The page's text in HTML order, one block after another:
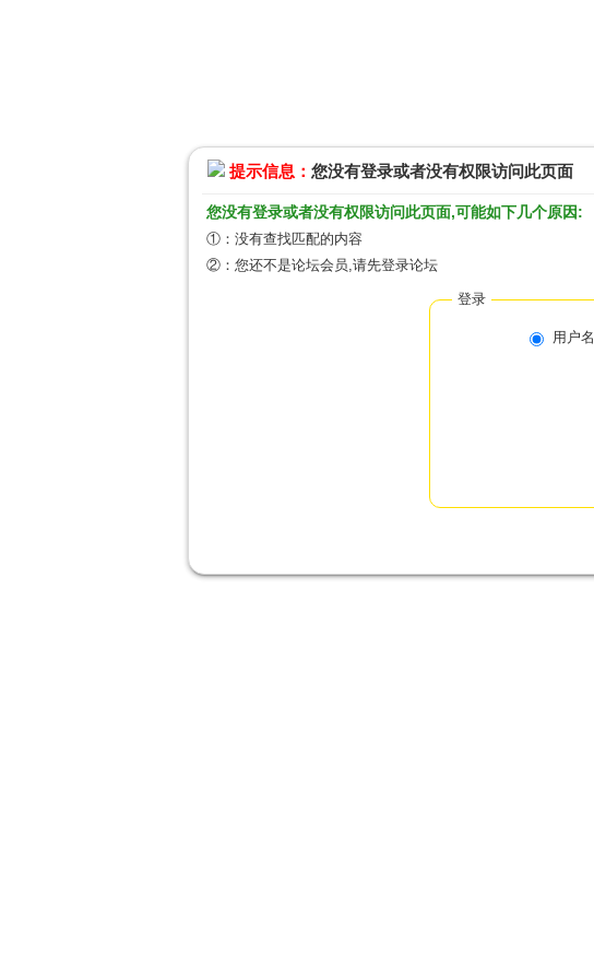
提示信息： 您没有登录或者没有权限访问此页面
您没有登录或者没有权限访问此页面,可能如下几个原因:
①：没有查找匹配的内容
②：您还不是论坛会员,请先登录论坛
登录
用户名